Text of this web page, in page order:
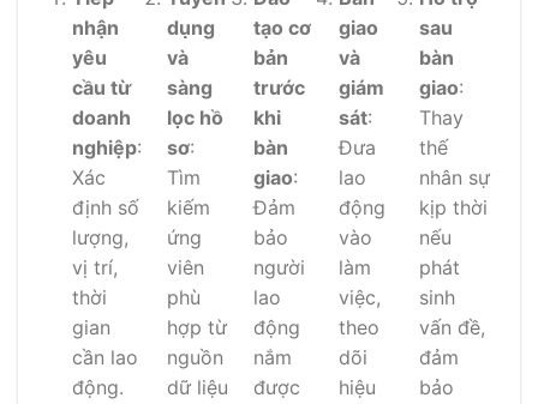
nhận
yêu
cầu từ
doanh
nghiệp:
Xác
định số
lượng,
vị trí,
thời
gian
cần lao
động.
dụng
và
sàng
lọc hồ
sơ:
Tìm
kiếm
ứng
viên
phù
hợp từ
nguồn
dữ liệu
tạo cơ
bản
trước
khi
bàn
giao:
Đảm
bảo
người
lao
động
nắm
được
giao
và
giám
sát:
Đưa
lao
động
vào
làm
việc,
theo
dõi
hiệu
sau
bàn
giao:
Thay
thế
nhân sự
kịp thời
nếu
phát
sinh
vấn đề,
đảm
bảo